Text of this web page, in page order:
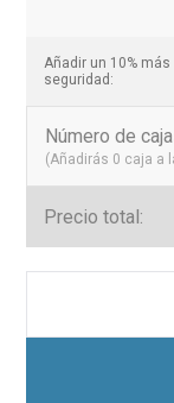
Añadir un 10%
seguridad:
Número de
(Añadirás 0 caja a
Precio total: